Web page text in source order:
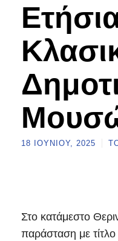
18 ΙΟΥΝΊΟΥ, 2025
Στο κατάμεστο
παράσταση με τίτλο